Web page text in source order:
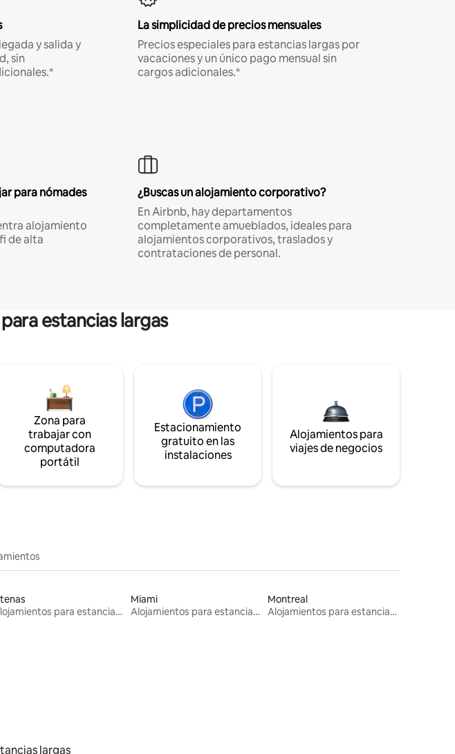
y salida y
sin
La simplicidad de precios mensuales
Precios especiales para estancias largas por
vacaciones y un único pago mensual sin
cargos adicionales.*
para nómades
alojamiento
de alta
¿Buscas un alojamiento corporativo?
En Airbnb, hay departamentos
completamente amueblados, ideales para
alojamientos corporativos, traslados y
contrataciones de personal.
estancias largas
Zona para
trabajar con
computadora
portátil
Estacionamiento
gratuito en las
instalaciones
Alojamientos para
viajes de negocios
Alojamientos para estancias largas
Miami
Alojamientos para estancias largas
Montreal
Alojamientos para estancias largas
largas